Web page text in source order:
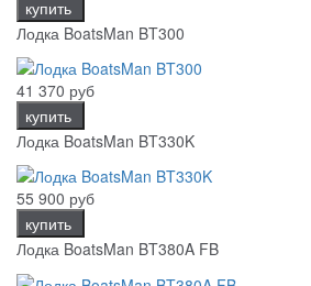
купить
Лодка BoatsMan BT300
41 370 руб
купить
Лодка BoatsMan BT330K
55 900 руб
купить
Лодка BoatsMan BT380A FB